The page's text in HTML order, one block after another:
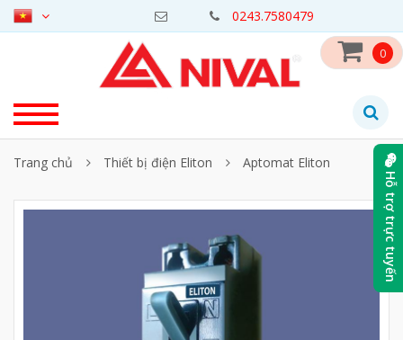
0243.7580479
0
Trang chủ Thiết bị điện Eliton Aptomat Eliton
Hỗ trợ trực tuyến